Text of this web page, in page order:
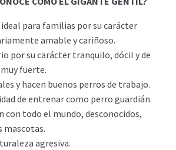
ideal para familias por su carácter
amable y cariñoso.
por su carácter tranquilo, dócil y de
fuerte.
y hacen buenos perros de trabajo.
de entrenar como perro guardián.
con todo el mundo, desconocidos,
mascotas.
agresiva.